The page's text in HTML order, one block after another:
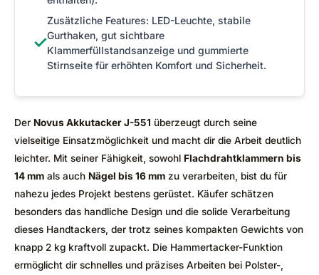
✓
Zusätzliche Features: LED-Leuchte, stabile
Gurthaken, gut sichtbare
Klammerfüllstandsanzeige und gummierte
Stirnseite für erhöhten Komfort und Sicherheit.
Der Novus Akkutacker J-551 überzeugt durch seine
vielseitige Einsatzmöglichkeit und macht dir die Arbeit deutlich
leichter. Mit seiner Fähigkeit, sowohl Flachdrahtklammern bis
14 mm als auch Nägel bis 16 mm zu verarbeiten, bist du für
nahezu jedes Projekt bestens gerüstet. Käufer schätzen
besonders das handliche Design und die solide Verarbeitung
dieses Handtackers, der trotz seines kompakten Gewichts von
knapp 2 kg kraftvoll zupackt. Die Hammertacker-Funktion
ermöglicht dir schnelles und präzises Arbeiten bei Polster-,